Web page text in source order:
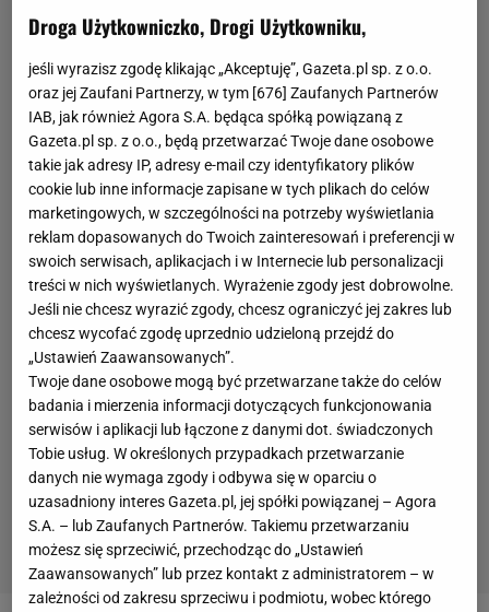
powietrzu. Dostępne są również specjalne poduszki na na
palety, niezbędne dla wygody ich użytkowników.
Poduszki ciążowe
Na rynku pojawia się coraz więcej propozycji poduszek,
dedykowanych specjalnie kobietom w ciąży. Ich kształt
jest dopasowany do zmieniającej się sylwetki. Doskonale
sprawdza się podczas krótkiej drzemki w środku dnia,
bywają wybawieniem w nocy, szczególnie w ostatnich
miesiącach ciąży. Wiele przyszłych mam nie wyobraża
sobie innej poduszki do spania. Na naszej stronie
doradzamy również, jak wybrać odpowiednią poduszkę
do karmienia, a w trosce o bezpieczeństwo i wygodę
maluchów, polecamy poduszkę motylka, która bardzo
dobrze podtrzymuje główkę, spełnia funkcję
antywstrząsową.
Zobacz także:
Wzory Tekstylia Dekoracje Akcesoria Trendy Tkaniny
Dekoracje do pokoju Dodatki Kolory Ozdoby
Droga Użytkowniczko, Drogi Użytkowniku,
jeśli wyrazisz zgodę klikając „Akceptuję”, Gazeta.pl sp. z o.o.
oraz jej Zaufani Partnerzy, w tym [ 676 ] Zaufanych Partnerów
IAB, jak również Agora S.A. będąca spółką powiązaną z
Gazeta.pl sp. z o.o., będą przetwarzać Twoje dane osobowe
takie jak adresy IP, adresy e-mail czy identyfikatory plików
cookie lub inne informacje zapisane w tych plikach do celów
marketingowych, w szczególności na potrzeby wyświetlania
reklam dopasowanych do Twoich zainteresowań i preferencji w
swoich serwisach, aplikacjach i w Internecie lub personalizacji
treści w nich wyświetlanych. Wyrażenie zgody jest dobrowolne.
Jeśli nie chcesz wyrazić zgody, chcesz ograniczyć jej zakres lub
chcesz wycofać zgodę uprzednio udzieloną przejdź do
„Ustawień Zaawansowanych”.
Twoje dane osobowe mogą być przetwarzane także do celów
badania i mierzenia informacji dotyczących funkcjonowania
serwisów i aplikacji lub łączone z danymi dot. świadczonych
Tobie usług. W określonych przypadkach przetwarzanie
danych nie wymaga zgody i odbywa się w oparciu o
uzasadniony interes Gazeta.pl, jej spółki powiązanej – Agora
S.A. – lub Zaufanych Partnerów. Takiemu przetwarzaniu
możesz się sprzeciwić, przechodząc do „Ustawień
Zaawansowanych” lub przez kontakt z administratorem – w
zależności od zakresu sprzeciwu i podmiotu, wobec którego